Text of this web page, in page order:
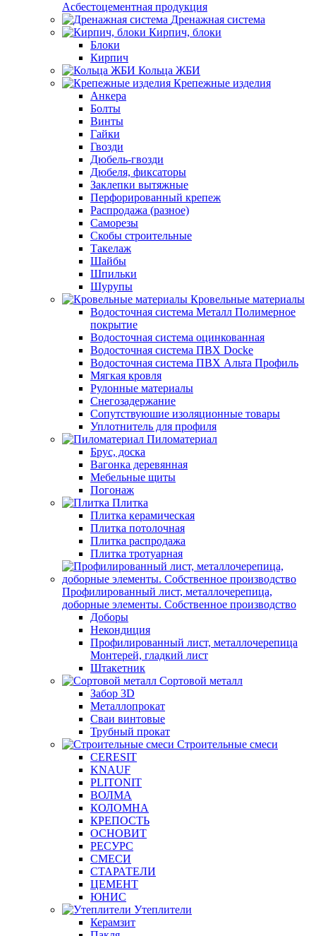
Асбестоцементная продукция
Дренажная система
Кирпич, блоки
Блоки
Кирпич
Кольца ЖБИ
Крепежные изделия
Анкера
Болты
Винты
Гайки
Гвозди
Дюбель-гвозди
Дюбеля, фиксаторы
Заклепки вытяжные
Перфорированный крепеж
Распродажа (разное)
Саморезы
Скобы строительные
Такелаж
Шайбы
Шпильки
Шурупы
Кровельные материалы
Водосточная система Металл Полимерное
покрытие
Водосточная система оцинкованная
Водосточная система ПВХ Docke
Водосточная система ПВХ Альта Профиль
Мягкая кровля
Рулонные материалы
Снегозадержание
Сопутствуюшие изоляционные товары
Уплотнитель для профиля
Пиломатериал
Брус, доска
Вагонка деревянная
Мебельные щиты
Погонаж
Плитка
Плитка керамическая
Плитка потолочная
Плитка распродажа
Плитка тротуарная
Профилированный лист, металлочерепица,
доборные элементы. Собственное производство
Доборы
Некондиция
Профилированный лист, металлочерепица
Монтерей, гладкий лист
Штакетник
Сортовой металл
Забор 3D
Металлопрокат
Сваи винтовые
Трубный прокат
Строительные смеси
CERESIT
KNAUF
PLITONIT
ВОЛМА
КОЛОМНА
КРЕПОСТЬ
ОСНОВИТ
РЕСУРС
СМЕСИ
СТАРАТЕЛИ
ЦЕМЕНТ
ЮНИС
Утеплители
Керамзит